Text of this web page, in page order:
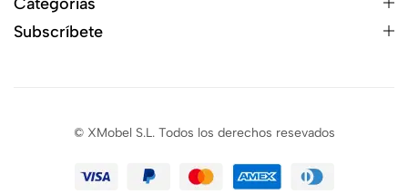
Subscríbete
© XMobel S.L. Todos los derechos resevados